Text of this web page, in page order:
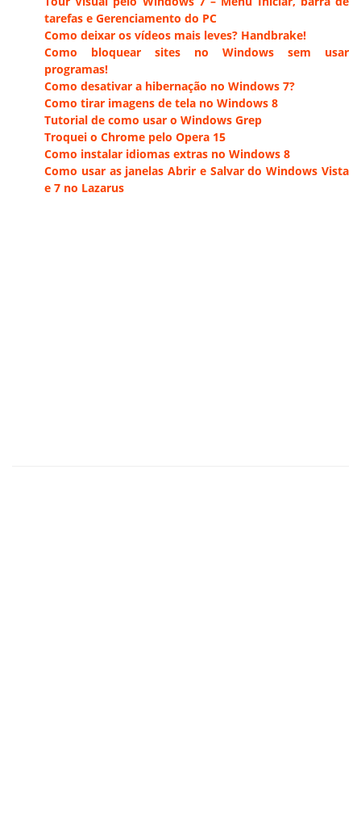
tarefas e Gerenciamento do PC
Como deixar os vídeos mais leves? Handbrake!
Como bloquear sites no Windows sem usar
programas!
Como desativar a hibernação no Windows 7?
Como tirar imagens de tela no Windows 8
Tutorial de como usar o Windows Grep
Troquei o Chrome pelo Opera 15
Como instalar idiomas extras no Windows 8
Como usar as janelas Abrir e Salvar do Windows Vista
e 7 no Lazarus